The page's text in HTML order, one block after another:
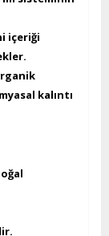
içeriği
kalıntı